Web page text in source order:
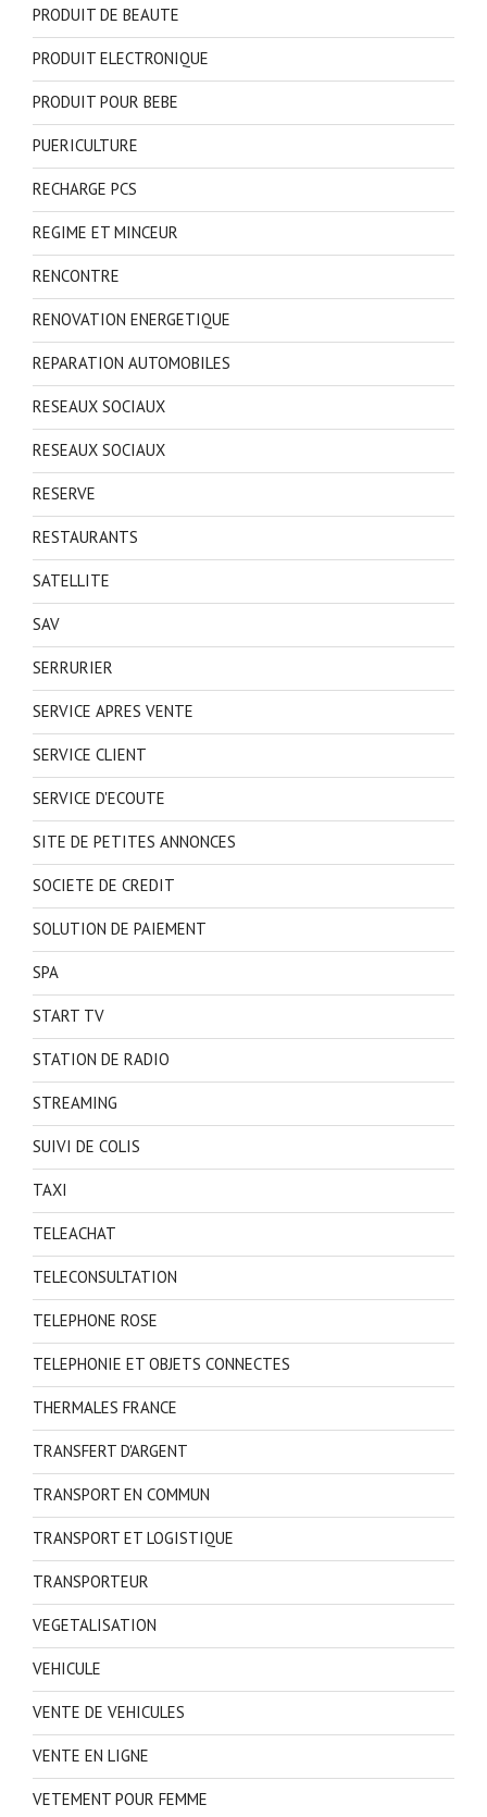
PRODUIT DE BEAUTE
PRODUIT ELECTRONIQUE
PRODUIT POUR BEBE
PUERICULTURE
RECHARGE PCS
REGIME ET MINCEUR
RENCONTRE
RENOVATION ENERGETIQUE
REPARATION AUTOMOBILES
RESEAUX SOCIAUX
RESEAUX SOCIAUX
RESERVE
RESTAURANTS
SATELLITE
SAV
SERRURIER
SERVICE APRES VENTE
SERVICE CLIENT
SERVICE D'ECOUTE
SITE DE PETITES ANNONCES
SOCIETE DE CREDIT
SOLUTION DE PAIEMENT
SPA
START TV
STATION DE RADIO
STREAMING
SUIVI DE COLIS
TAXI
TELEACHAT
TELECONSULTATION
TELEPHONE ROSE
TELEPHONIE ET OBJETS CONNECTES
THERMALES FRANCE
TRANSFERT D'ARGENT
TRANSPORT EN COMMUN
TRANSPORT ET LOGISTIQUE
TRANSPORTEUR
VEGETALISATION
VEHICULE
VENTE DE VEHICULES
VENTE EN LIGNE
VETEMENT POUR FEMME